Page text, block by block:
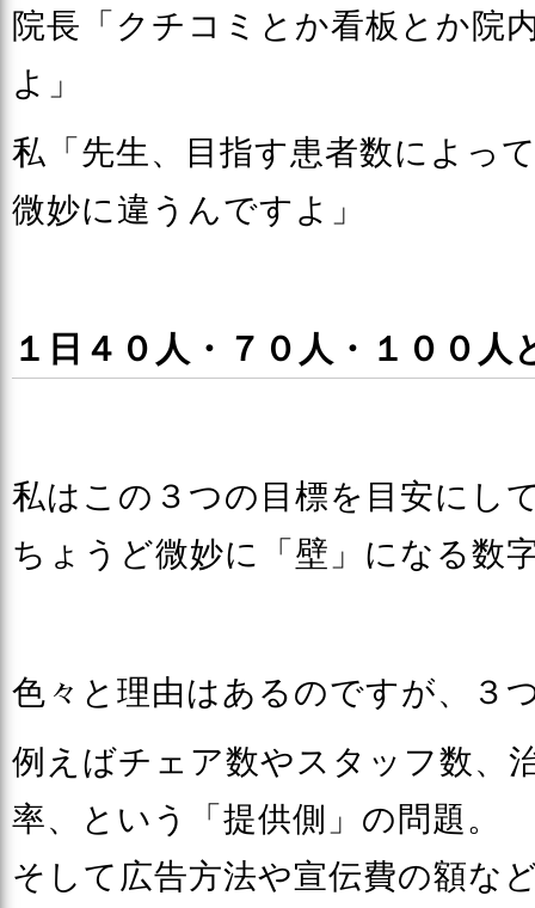
院長「クチコミとか看板とか院
よ」
私「先生、目指す患者数によっ
微妙に違うんですよ」
１日４０人・７０人・１００人
私はこの３つの目標を目安にし
ちょうど微妙に「壁」になる数
色々と理由はあるのですが、３
例えばチェア数やスタッフ数、
率、という「提供側」の問題。
そして広告方法や宣伝費の額な